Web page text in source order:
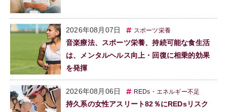
2026年08月07日 スポーツ栄養
音楽療法、スポーツ栄養、持続可能な食生活
は、メンタルヘルス向上・回復に相乗的効果
を発揮
2026年08月06日 REDs・エネルギー不足
持久系の女性アスリート82％にREDsリスク